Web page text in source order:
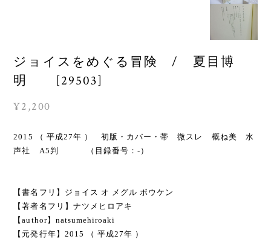
ジョイスをめぐる冒険 / 夏目博
明 [29503]
¥2,200
2015 （ 平成27年 ） 初版・カバー・帯 微スレ 概ね美 水
声社 A5判 （目録番号：-）
【書名フリ】ジョイス オ メグル ボウケン
【著者名フリ】ナツメヒロアキ
【author】natsumehiroaki
【元発行年】2015 （ 平成27年 ）